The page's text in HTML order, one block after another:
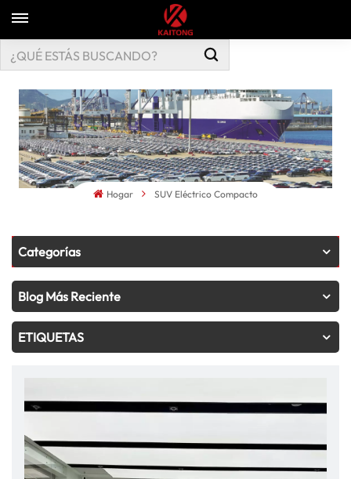
Hogar SUV Eléctrico Compacto
Categorías
Blog Más Reciente
ETIQUETAS